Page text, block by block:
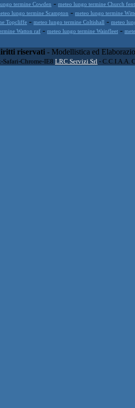
termine Cowden - meteo lungo termine Church
lungo termine Scampton - meteo lungo termine
Topcliffe - meteo lungo termine Coltishall - meteo
Watton raf - meteo lungo termine Wainfleet -
riservati - Modellistica ed
Chrome-IE8 LRC Servizi Srl - C.C.I.A.A.